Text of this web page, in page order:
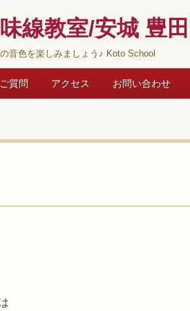
線教室/安城 豊
音色を楽しみましょう♪ Koto School
質問 アクセス お問い合わせ